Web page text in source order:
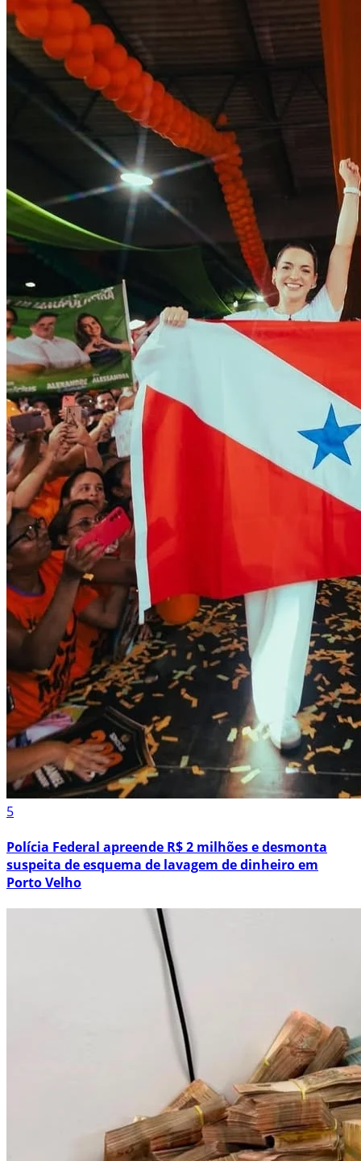
5
Polícia Federal apreende R$ 2 milhões e desmonta
suspeita de esquema de lavagem de dinheiro em
Porto Velho